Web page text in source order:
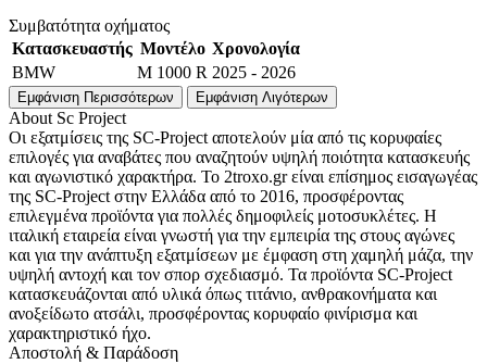
Συμβατότητα οχήματος
Κατασκευαστής Μοντέλο Χρονολογία
BMW
M 1000 R 2025 - 2026
About Sc Project
Οι εξατμίσεις της SC-Project αποτελούν μία από τις κορυφαίες
επιλογές για αναβάτες που αναζητούν υψηλή ποιότητα κατασκευής
και αγωνιστικό χαρακτήρα. Το 2troxo.gr είναι επίσημος εισαγωγέας
της SC-Project στην Ελλάδα από το 2016, προσφέροντας
επιλεγμένα προϊόντα για πολλές δημοφιλείς μοτοσυκλέτες. Η
ιταλική εταιρεία είναι γνωστή για την εμπειρία της στους αγώνες
και για την ανάπτυξη εξατμίσεων με έμφαση στη χαμηλή μάζα, την
υψηλή αντοχή και τον σπορ σχεδιασμό. Τα προϊόντα SC-Project
κατασκευάζονται από υλικά όπως τιτάνιο, ανθρακονήματα και
ανοξείδωτο ατσάλι, προσφέροντας κορυφαίο φινίρισμα και
χαρακτηριστικό ήχο.
Αποστολή & Παράδοση